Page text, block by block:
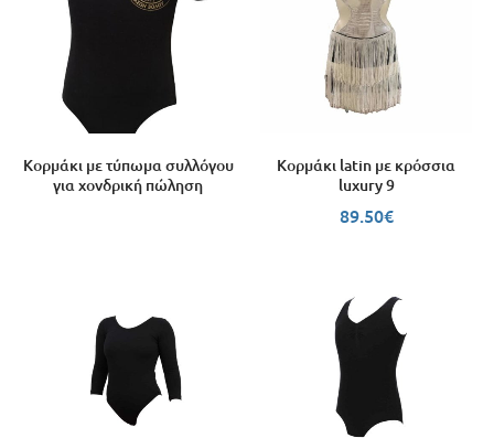
Κορμάκι με τύπωμα συλλόγου
για χονδρική πώληση
Κορμάκι latin με κρόσσια
luxury 9
89.50€